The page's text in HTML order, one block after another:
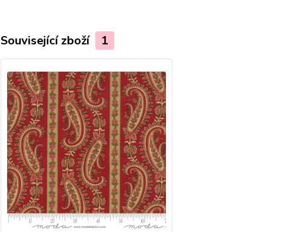
Související zboží 1